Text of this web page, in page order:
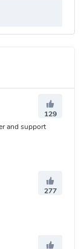
129
and support
277